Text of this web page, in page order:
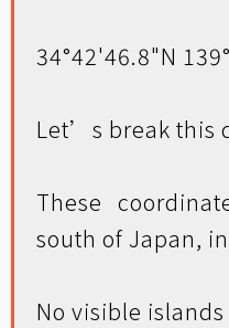
34°42'46.8"N
Let’s break this
These
south of Japan,
No visible